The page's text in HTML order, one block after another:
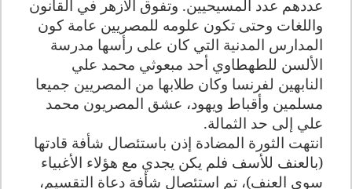
عددهم عدد المسيحيين. وتفوق الأزهر في القانون
واللغات وحتى تكون علومه للمصريين عامة كون
المدارس المدنية التي كان على رأسها مدرسة
الألسن للطهطاوي أحد مبعوثي محمد علي
النابهين لفرنسا وكان طلابها من المصريين جميعا
مسلمين وأقباط ويهود، عشق المصريون محمد
علي إلى حد الثمالة.
انتهت الثورة المضادة إذن باستئصال شأفة قادتها
(بالعنف للأسف فلم يكن يجدي مع هؤلاء الأغبياء
سوى العنف)، تم استئصال شأفة دعاة التقسيم،